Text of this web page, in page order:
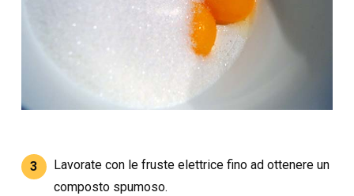
3
Lavorate con le fruste elettrice fino ad ottenere un
composto spumoso.